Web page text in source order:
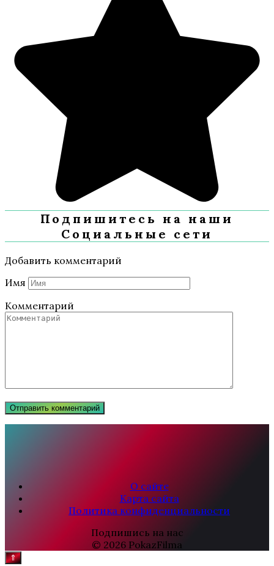
Подпишитесь на наши
Социальные сети
Добавить комментарий
Имя
Комментарий
О сайте
Карта сайта
Политика конфиденциальности
Подпишись на нас
© 2026 PokazFilma